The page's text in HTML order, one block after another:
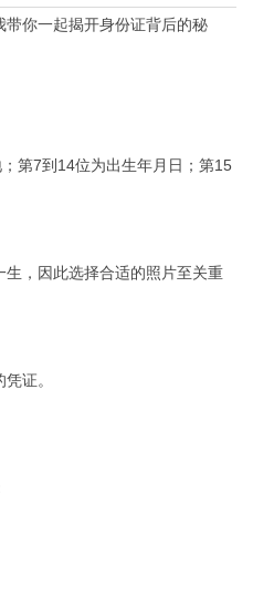
你一起揭开身份证背后的秘
第7到14位为出生年月日；第15
，因此选择合适的照片至关重
证。